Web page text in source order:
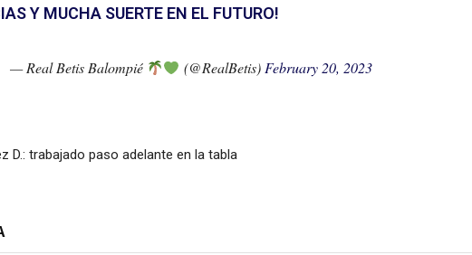
Y MUCHA SUERTE EN EL FUTURO!
— Real Betis Balompié (@RealBetis)February 20, 2023
D.: trabajado paso adelante en la tabla